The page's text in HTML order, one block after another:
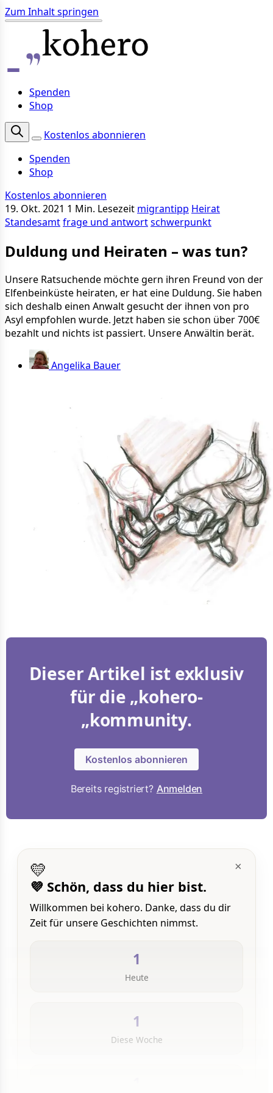
Zum Inhalt springen
Spenden
Shop
Kostenlos abonnieren
Spenden
Shop
Kostenlos abonnieren
19. Okt. 2021 1 Min. Lesezeit migrantipp Heirat
Standesamtfrage und antwortschwerpunkt
Duldung und Heiraten – was tun?
Unsere Ratsuchende möchte gern ihren Freund von der
Elfenbeinküste heiraten, er hat eine Duldung. Sie haben
sich deshalb einen Anwalt gesucht der ihnen von pro
Asyl empfohlen wurde. Jetzt haben sie schon über 700€
bezahlt und nichts ist passiert. Unsere Anwältin berät.
Angelika Bauer
Dieser Artikel ist exklusiv
für die „kohero-
„kommunity.
Kostenlos abonnieren
Bereits registriert? Anmelden
×
💛
💜 Schön, dass du hier bist.
Willkommen bei kohero. Danke, dass du dir
Zeit für unsere Geschichten nimmst.
1
Heute
1
Diese Woche